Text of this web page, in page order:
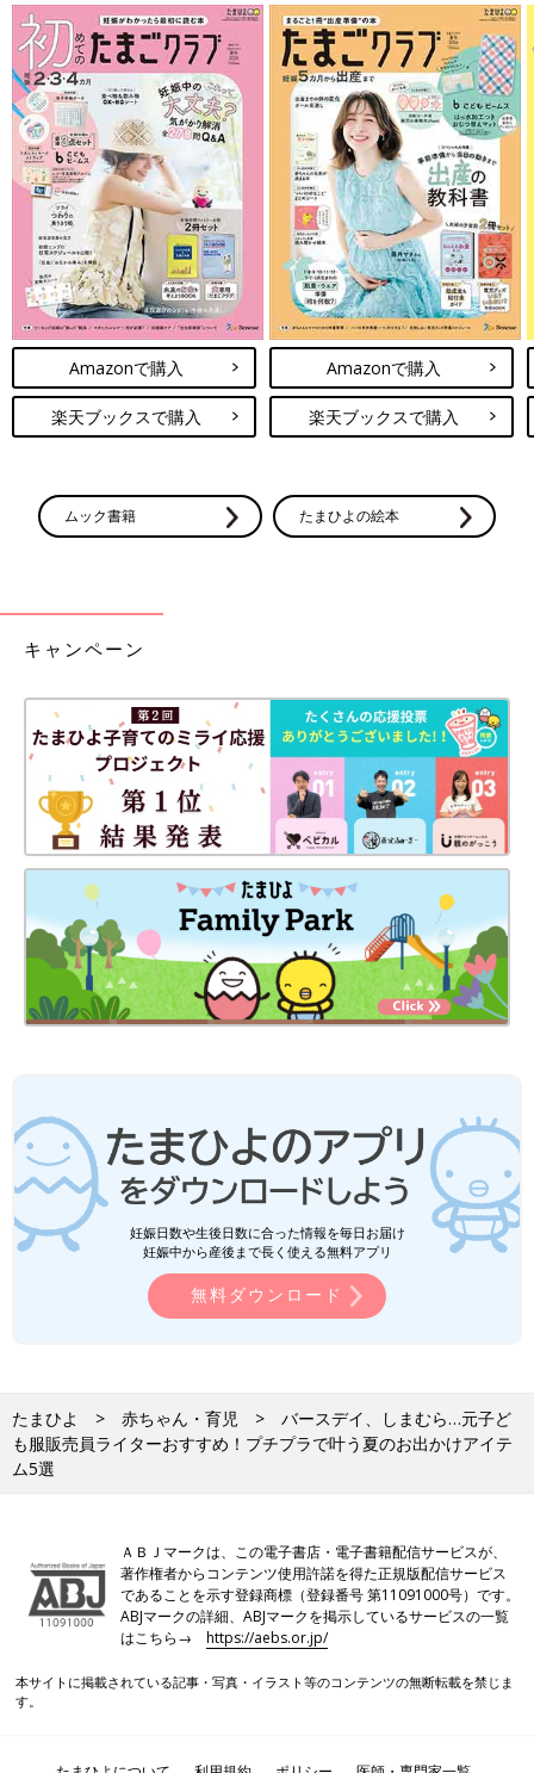
出典：Instagramアカウント「ako_masyharumom」
触りがよく、サラッとした生地感が特長のシアサッカーシャツ
は、夏におすすめのアイテムです。ako_masyharumomさん
は、同じくバースデイで販売されていた、お揃い風のショートパ
ンツとセットアップコーデを組んだとのこと♪ 淡い色味も涼しげ
で、まさに夏のお出かけコーデにぴったり！
しまむら×Little WEEKEND （リトルウ
ィークエンド）「実物のかわいさにびっ
くり」「高見えすぎる」夏の新作アイテ
ム4選
しまむらのオリジナルブランド「Little
WEEKEND （リトルウィークエンド）」から夏
の新作アイテムが発売され、SNSで話題を集め
ています！夏に嬉しい速乾生地のショートパン
ツや、親子でお揃いができるTシャツなど、大
人気なのも納得のアイテムばかり。ぜひチェッ
特別感のあるアイテムや夏らしい生地を取り入れて
は違う「特別感」。その特別感を簡単に演出しやすいのが、シャ
ツやセットアップ、ワンピースを取り入れるということ。特にカ
ラフルなアイテムを使うと、より夏らしく見せることができます
♪ ほかにも吸湿性の高い綿や、速乾性がありベタつきにくいシア
サッカー、通気性の高いリネン、ポリエステルなどの素材を取り
入れると、夏のお出かけがもっと快適に◎。ぜひこちらを参考
に、オシャレで快適な夏のお出かけコーデにチャレンジしてみて
も服の販売員として勤務した経験や、幼稚園教諭、幼児食インス
トラクターの資格を生かし、育児や食育、ファッション系記事な
どを執筆しています。夫が激務のため、日々ワンオペ育児に奮闘
●記事内容でご紹介している投稿、リンク先は、削除される場合
があります。あらかじめご了承ください。
●記事の内容は2024年6月の情報で、現在と異なる場合がありま
す。
ー「全柄絶対ほしかった！」「悶絶レベ
Amazonで購入
楽天ブックスで購入
Amazonで購入
楽天ブックスで購入
ムック書籍 たまひよの絵本
キャンペーン
妊娠日数や生後日数に合った情報を毎日お届け
妊娠中から産後まで長く使える無料アプリ
無料ダウンロード
たまひよ 赤ちゃん・育児
バースデイ、しまむら…元子ど
も服販売員ライターおすすめ！プチプラで叶う夏のお出かけアイテ
ム5選
ＡＢＪマークは、この電子書店・電子書籍配信サービスが、
著作権者からコンテンツ使用許諾を得た正規版配信サービス
であることを示す登録商標（登録番号 第11091000号）です。
ABJマークの詳細、ABJマークを掲示しているサービスの一覧
はこちら→https://aebs.or.jp/
本サイトに掲載されている記事・写真・イラスト等のコンテンツの無断転載を禁じま
す。